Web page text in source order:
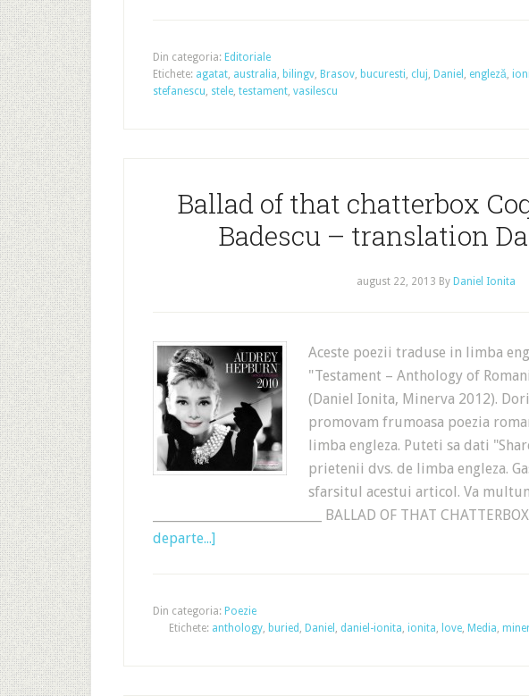
Din categoria: Editoriale
Etichete: agatat, australia, bilingv, Brasov, bucuresti, cluj, Daniel , engleză,
stefanescu, stele, testament, vasilescu
Ballad of that chatterbox
Badescu – translation
august 22, 2013 By Daniel Ionita
Aceste poezii traduse in limba
"Testament – Anthology of
(Daniel Ionita, Minerva 2012).
promovam frumoasa poezia
limba engleza. Puteti sa dati
prietenii dvs. de limba engleza.
sfarsitul acestui articol. Va
___________________________ BALLAD OF THAT
departe...]
Din categoria: Poezie
Etichete: anthology, buried , Daniel , daniel-ionita, ionita, love, Media,